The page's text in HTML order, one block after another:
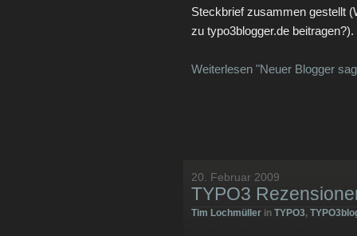
Steckbrief zusammen gestellt
zu typo3blogger.de beitragen?).
Weiterlesen "Neuer Blogger
20. Februar 2009
TYPO3
Tim Lochmüller in TYPO3,